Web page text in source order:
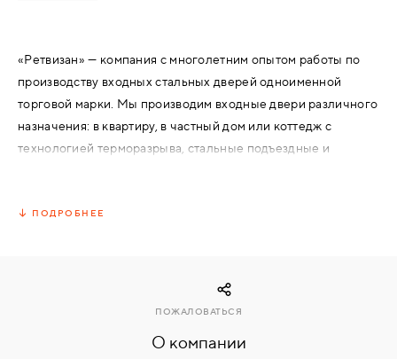
СКУД
И
"УМНЫЙ
КОМПАНИИ
«Ретвизан» — компания с многолетним опытом работы по
производству входных стальных дверей одноименной
торговой марки. Мы производим входные двери различного
назначения: в квартиру, в частный дом или коттедж с
технологией терморазрыва, стальные подъездные и
административных помещений. В ноябре 2017 года на
компании, обновлены модельные линейки дверей,
обладает всеми ресурсами для обеспечения
ПОДРОБНЕЕ
О компании
ПОЖАЛОВАТЬСЯ